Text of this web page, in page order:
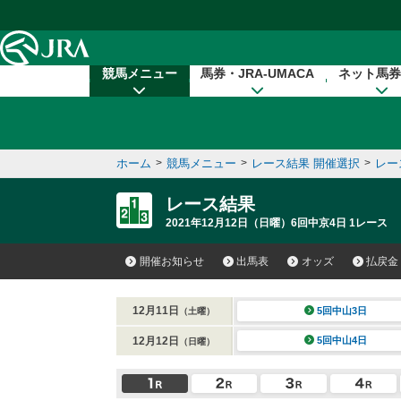
競馬メニュー 馬券・JRA-UMACA ネット馬
ホーム > 競馬メニュー > レース結果 開催選択 > レ
レース結果
2021年12月12日（日曜）6回中京4日 1レース
開催お知らせ 出馬表 オッズ 払戻金
12月11日 （土曜） 5回中山3日
12月12日 （日曜） 5回中山4日